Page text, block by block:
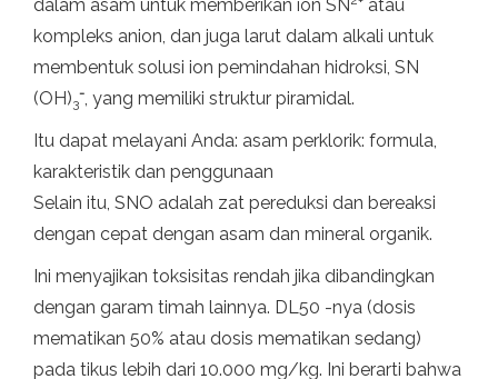
dalam asam untuk memberikan ion SN
atau
kompleks anion, dan juga larut dalam alkali untuk
membentuk solusi ion pemindahan hidroksi, SN
(OH)3
-, yang memiliki struktur piramidal.
Itu dapat melayani Anda: asam perklorik: formula,
karakteristik dan penggunaan
Selain itu, SNO adalah zat pereduksi dan bereaksi
dengan cepat dengan asam dan mineral organik.
Ini menyajikan toksisitas rendah jika dibandingkan
dengan garam timah lainnya. DL50 -nya (dosis
mematikan 50% atau dosis mematikan sedang)
pada tikus lebih dari 10.000 mg/kg. Ini berarti bahwa